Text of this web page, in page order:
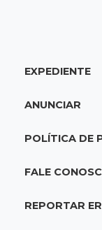
18:33Em
adolescente
Palmeiras e
EXPEDIENTE
ANUNCIAR
POLÍTICA DE
FALE
REPORTAR